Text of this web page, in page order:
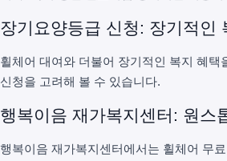
장기요양등급 신청: 장기적인
휠체어 대여와 더불어 장기적인 복지 혜택
신청을 고려해 볼 수 있습니다.
행복이음 재가복지센터: 원스
행복이음 재가복지센터에서는 휠체어 무